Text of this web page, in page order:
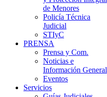
de Menores
Policía Técnica
Judicial
STIyC
PRENSA
Prensa y Com.
Noticias e
Información General
Eventos
Servicios